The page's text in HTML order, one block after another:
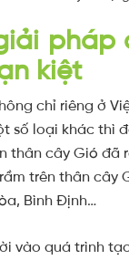
pháp
kiệt
chỉ riêng ở
số loại khác thì
cây Gió đã
trên thân
Bình Định…
vào quá trình